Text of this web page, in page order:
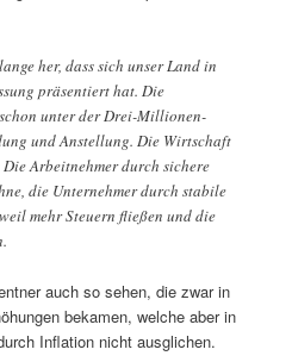
her, dass sich unser Land in
präsentiert hat. Die
unter der Drei-Millionen-
und Anstellung. Die Wirtschaft
Arbeitnehmer durch sichere
die Unternehmer durch stabile
mehr Steuern fließen und die
auch so sehen, die zwar in
bekamen, welche aber in
Inflation nicht ausglichen.